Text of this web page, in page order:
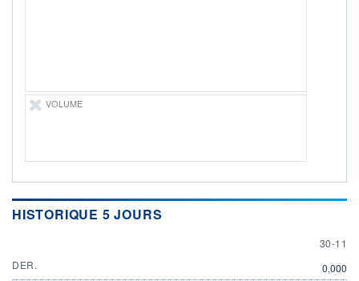
VOLUME
HISTORIQUE 5 JOURS
30
30-11
DER.
0,000